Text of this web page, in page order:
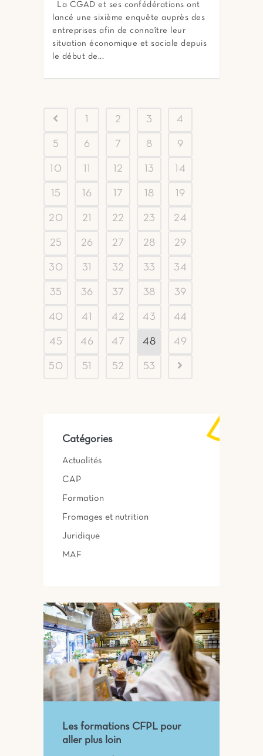
La CGAD et ses confédérations ont
lancé une sixième enquête auprès des
entreprises afin de connaître leur
situation économique et sociale depuis
le début de...
2 3 4
5 6 7 8 9
10 12 13 14
15 16 17 18 19
20 21 22 23 24
25 26 27 28 29
30 31 32 33 34
35 36 37 38 39
40 41 42 43 44
45 46 47 48 49
50 51 52 53
Catégories
Actualités
CAP
Formation
Fromages et nutrition
Juridique
MAF
Les formations CFPL pour
aller plus loin